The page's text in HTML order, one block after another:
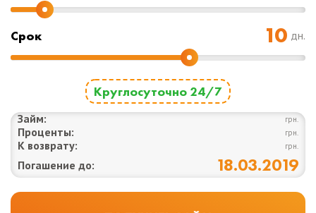
Срок дн.
Круглосуточно 24/7
Займ: грн.
Проценты: грн.
К возврату: грн.
Погашение до: 18.03.2019